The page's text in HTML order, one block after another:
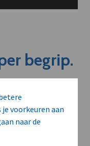
voorkeuren aan
naar de
begrip.
nieuws in de juiste
bedrijven en